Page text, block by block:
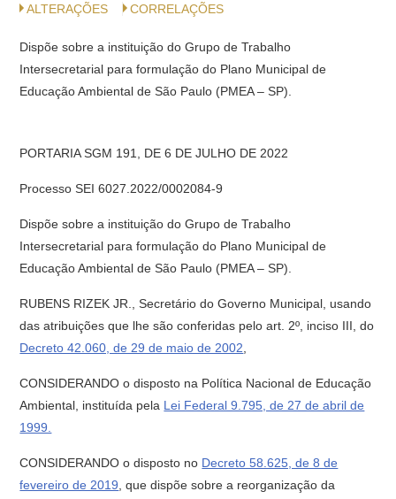
ALTERAÇÕES CORRELAÇÕES
Dispõe sobre a instituição do Grupo de Trabalho
Intersecretarial para formulação do Plano Municipal de
Educação Ambiental de São Paulo (PMEA – SP).
PORTARIA SGM 191, DE 6 DE JULHO DE 2022
Processo SEI 6027.2022/0002084-9
Dispõe sobre a instituição do Grupo de Trabalho
Intersecretarial para formulação do Plano Municipal de
Educação Ambiental de São Paulo (PMEA – SP).
RUBENS RIZEK JR., Secretário do Governo Municipal, usando
das atribuições que lhe são conferidas pelo art. 2º, inciso III, do
Decreto 42.060, de 29 de maio de 2002
CONSIDERANDO o disposto na Política Nacional de Educação
Ambiental, instituída pela Lei Federal 9.795, de 27 de abril de
1999.
CONSIDERANDO o disposto no Decreto 58.625, de 8 de
fevereiro de 2019 , que dispõe sobre a reorganização da